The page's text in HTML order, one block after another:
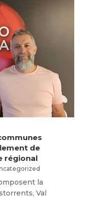
de
régional
la
Val